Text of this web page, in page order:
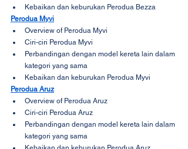
Kebaikan dan keburukan Perodua Bezza
Perodua Myvi
Overview of Perodua Myvi
Ciri-ciri Perodua Myvi
Perbandingan dengan model kereta lain dalam
kategori yang sama
Kebaikan dan keburukan Perodua Myvi
Perodua Aruz
Overview of Perodua Aruz
Ciri-ciri Perodua Aruz
Perbandingan dengan model kereta lain dalam
kategori yang sama